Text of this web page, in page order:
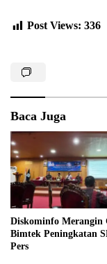
Post Views: 336
Baca Juga
Diskominfo Merangin
Bimtek Peningkatan
Pers